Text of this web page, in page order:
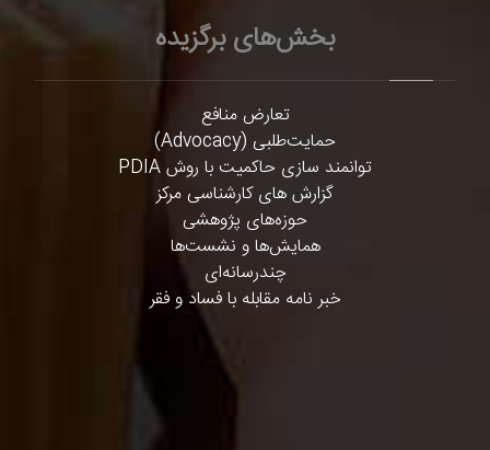
بخش‌های برگزیده
تعارض منافع
حمایت‌طلبی (Advocacy)
توانمند سازی حاکمیت با روش PDIA
گزارش های کارشناسی مرکز
حوزه‌های پژوهشی
همایش‌ها و نشست‌ها
چندرسانه‌ای
خبر نامه مقابله با فساد و فقر